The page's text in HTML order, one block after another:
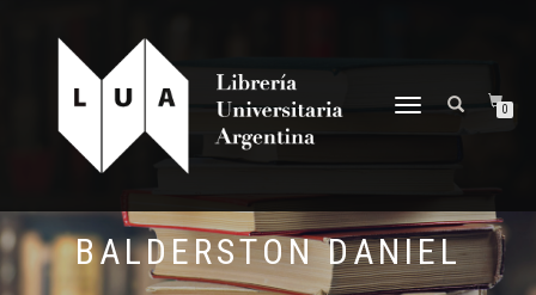
NAVEGACIÓN
0
BALDERSTON DANIEL